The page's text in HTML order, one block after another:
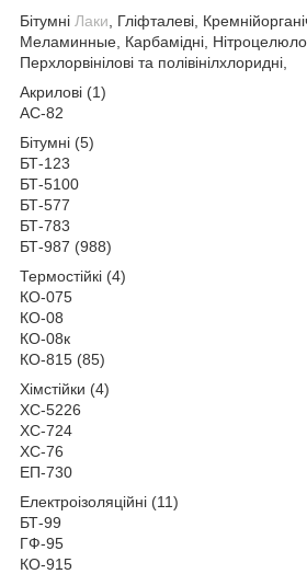
Бітумні Лаки , Гліфталеві,
Меламинные, Карбамідні,
Перхлорвінілові та полівінілхлоридні,
Акрилові (1)
АС-82
Бітумні (5)
БТ-123
БТ-5100
БТ-577
БТ-783
БТ-987 (988)
Термостійкі (4)
КО-075
КО-08
КО-08к
КО-815 (85)
Хімстійки (4)
ХС-5226
ХС-724
ХС-76
ЕП-730
Електроізоляційні (11)
БТ-99
ГФ-95
КО-915